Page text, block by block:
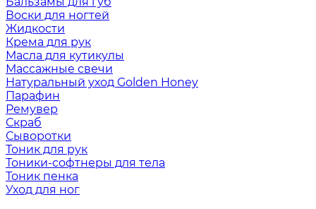
Воски для ногтей
Жидкости
Крема для рук
Масла для кутикулы
Массажные свечи
Натуральный уход Golden Honey
Парафин
Ремувер
Скраб
Сыворотки
Тоник для рук
Тоники-софтнеры для тела
Тоник пенка
Уход для ног